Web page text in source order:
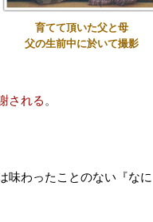
育てて頂いた父と母
父の生前中に於いて撮影
される 。
味わったことのない『なに